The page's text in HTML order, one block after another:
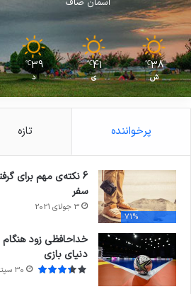
38
℃
ش
41
℃
ی
39
℃
د
پرخواننده تازه
71%
6 نکته‌ی مهم برای
سفر
3 جولای 2021
خداحافظی زود هنگام
دنیای بازی
30 سپتامبر 2021